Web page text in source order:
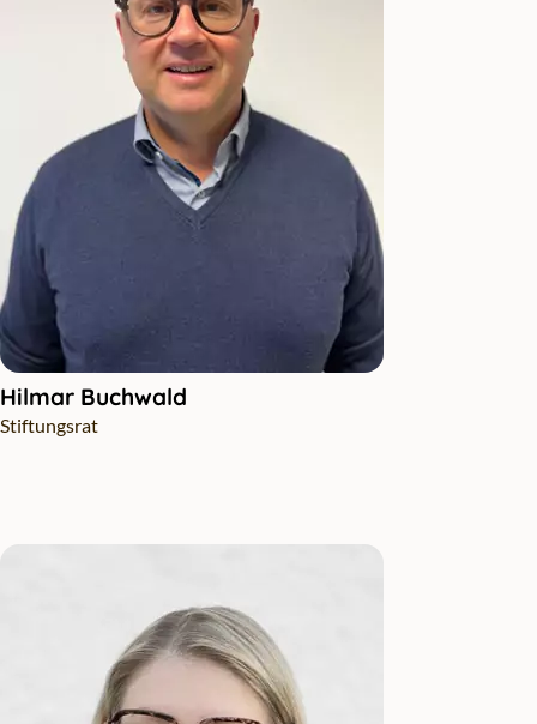
Hilmar Buchwald
Stiftungsrat